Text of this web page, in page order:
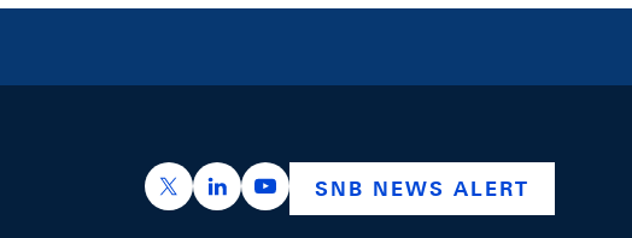
https://x.com/snb_bns
https://ch.linkedin.com/company/swiss-
https://www.youtube.com/
SNB NEWS ALERT